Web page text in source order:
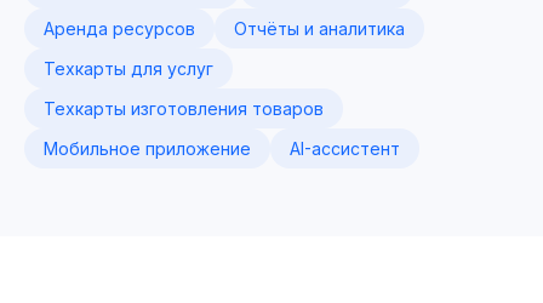
Аренда ресурсов
Отчёты и аналитика
Техкарты для услуг
Техкарты изготовления товаров
Мобильное приложение
AI-ассистент